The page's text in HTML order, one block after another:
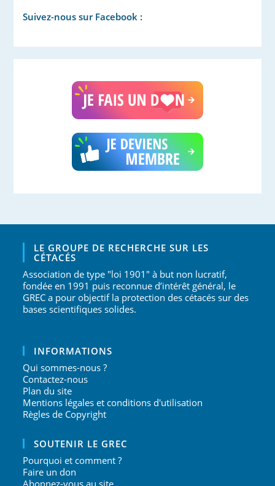
Suivez-nous sur Facebook :
LE GROUPE DE RECHERCHE SUR LES
CÉTACÉS
Association de type "loi 1901" à but non lucratif,
fondée en 1991 puis reconnue d’intérêt général, le
GREC a pour objectif la protection des cétacés sur des
bases scientifiques solides.
INFORMATIONS
Qui sommes-nous ?
Contactez-nous
Plan du site
Mentions légales et conditions d'utilisation
Règles de Copyright
SOUTENIR LE GREC
Pourquoi et comment ?
Faire un don
Abonnez-vous au site